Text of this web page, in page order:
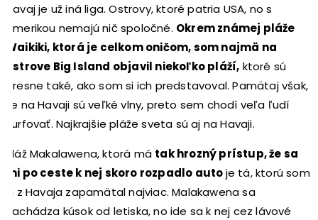
Havaj je už iná liga. Ostrovy, ktoré patria USA, no s
Amerikou nemajú nič spoločné. Okrem známej pláže
Waikiki, ktorá je celkom oničom, som najmä na
ostrove Big Island objavil niekoľko pláží, ktoré sú
presne také, ako som si ich predstavoval. Pamätaj však,
že na Havaji sú veľké vlny, preto sem chodí veľa ľudí
surfovať. Najkrajšie pláže sveta sú aj na Havaji.
Pláž Makalawena, ktorá má tak hrozný prístup, že sa
mi po ceste k nej skoro rozpadlo autoje tá, ktorú som
si z Havaja zapamätal najviac. Malakawena sa
nachádza kúsok od letiska, no ide sa k nej cez lávové